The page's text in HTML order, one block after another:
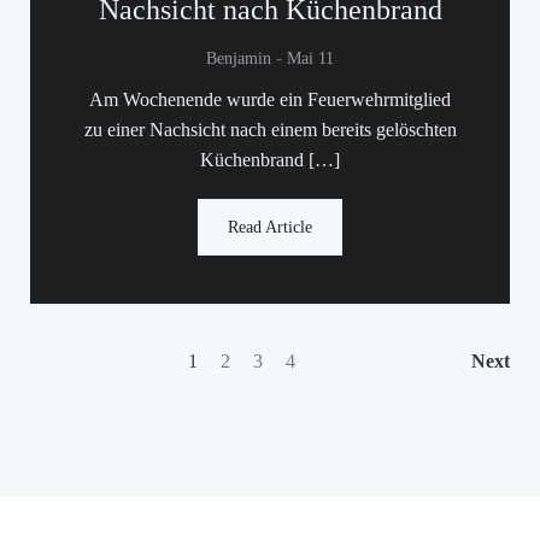
Nachsicht nach Küchenbrand
Benjamin - Mai 11
Am Wochenende wurde ein Feuerwehrmitglied
zu einer Nachsicht nach einem bereits gelöschten
Küchenbrand […]
Read Article
Page
1 Page
2 Page
3 Page
4 Next